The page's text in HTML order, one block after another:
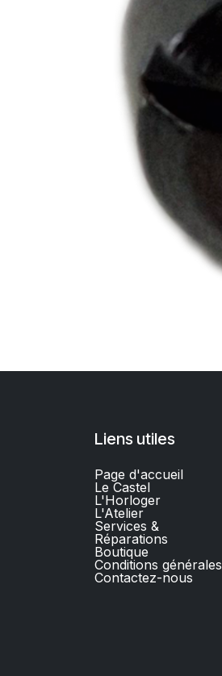
Liens utiles
Page d'accueil
Le Castel
L'Horloger
L'Atelier
Services &
Réparations
Boutique
Conditions générales
Contactez-nous​